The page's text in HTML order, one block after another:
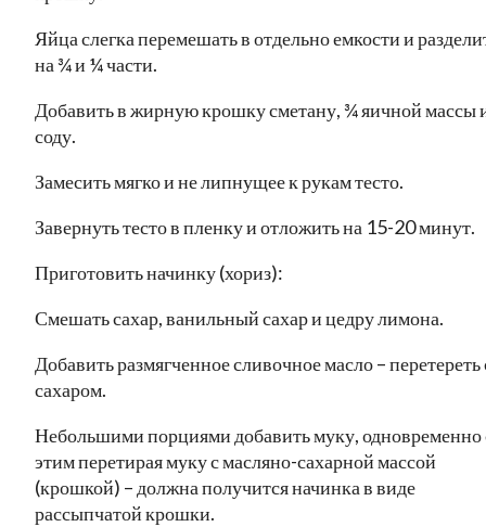
Яйца слегка перемешать в отдельно емкости и
на ¾ и ¼ части.
Добавить в жирную крошку сметану, ¾ яичной массы
соду.
Замесить мягко и не липнущее к рукам тесто.
Завернуть тесто в пленку и отложить на 15-20 минут.
Приготовить начинку (хориз):
Смешать сахар, ванильный сахар и цедру лимона.
Добавить размягченное сливочное масло – перетереть
сахаром.
Небольшими порциями добавить муку, одновременно
этим перетирая муку с масляно-сахарной массой
(крошкой) – должна получится начинка в виде
рассыпчатой крошки.